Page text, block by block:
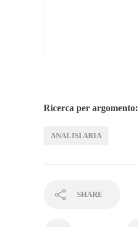
Ricerca per argomento:
ANALISI ARIA
SHARE